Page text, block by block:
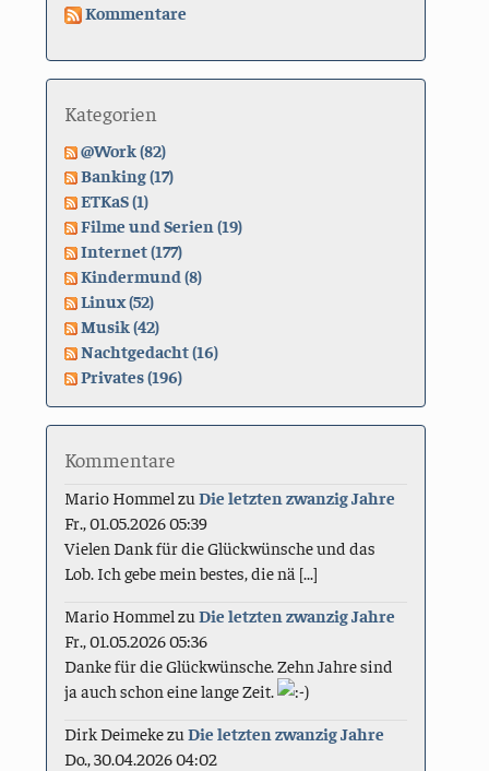
Kommentare
Kategorien
@Work (82)
Banking (17)
ETKaS (1)
Filme und Serien (19)
Internet (177)
Kindermund (8)
Linux (52)
Musik (42)
Nachtgedacht (16)
Privates (196)
Kommentare
Mario Hommel zuDie letzten zwanzig Jahre
Fr., 01.05.2026 05:39
Vielen Dank für die Glückwünsche und das
Lob. Ich gebe mein bestes, die nä [...]
Mario Hommel zuDie letzten zwanzig Jahre
Fr., 01.05.2026 05:36
Danke für die Glückwünsche. Zehn Jahre sind
ja auch schon eine lange Zeit.
Dirk DeimekezuDie letzten zwanzig Jahre
Do., 30.04.2026 04:02